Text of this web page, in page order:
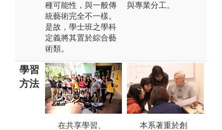
種可能性，與一般傳
統藝術完全不一樣。
是故，學士班之學科
定義將其置於綜合藝
術類。
與專業分工。
學習
方法
在共享學習、
創意
科技藝術，當
代藝術的 newt
ype !
本系著重於創